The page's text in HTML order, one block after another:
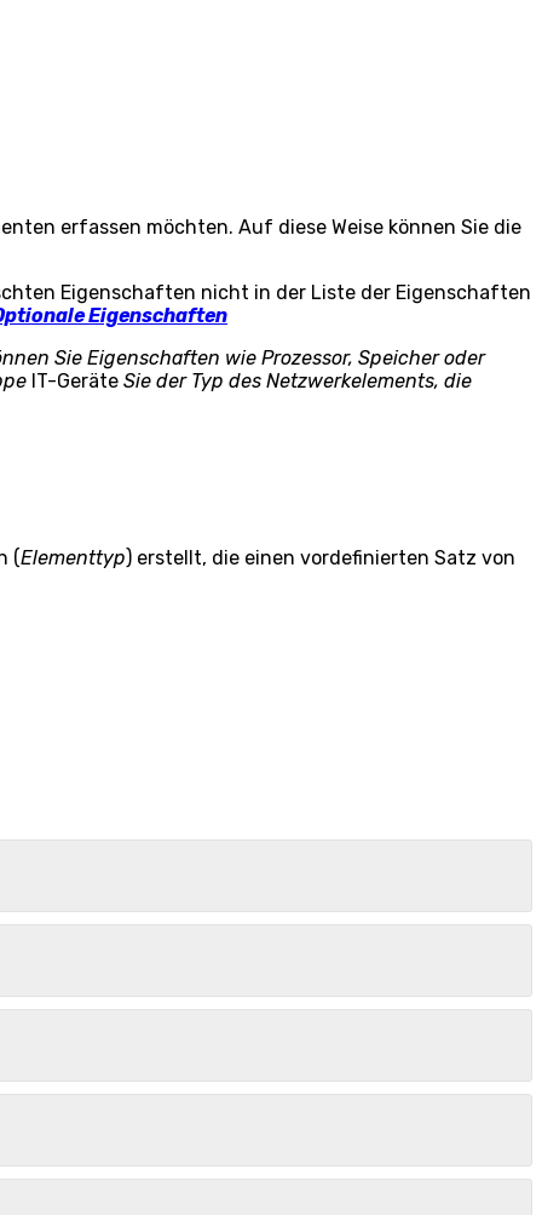
erfassen möchten. Auf diese Weise können Sie die
Eigenschaften nicht in der Liste der Eigenschaften
Eigenschaften
Sie Eigenschaften wie Prozessor, Speicher oder
IT-Geräte Sie der Typ des Netzwerkelements, die
(Elementtyp) erstellt, die einen vordefinierten Satz von